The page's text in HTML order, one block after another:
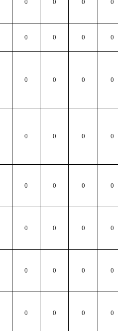
0 0 0 0
0 0 0 0
0 0 0 0
0 0 0 0
0 0 0 0
0 0 0 0
0 0 0 0
0 0 0 0